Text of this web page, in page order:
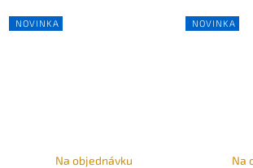
NOVINKA
Na objednávku
NOVINKA
Na